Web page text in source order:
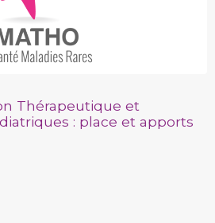
Thérapeutique et
: place et apports